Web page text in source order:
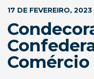
17 DE FEVEREIRO, 2023